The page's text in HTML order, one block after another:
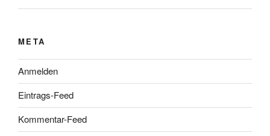
META
Anmelden
Eintrags-Feed
Kommentar-Feed